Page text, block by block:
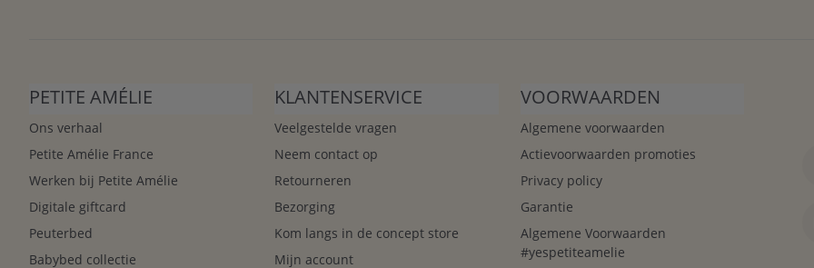
PETITE AMÉLIE
Ons verhaal
Petite Amélie France
Werken bij Petite Amélie
Digitale giftcard
Peuterbed
Babybed collectie
KLANTENSERVICE
Veelgestelde vragen
Neem contact op
Retourneren
Bezorging
Kom langs in de concept store
Mijn account
VOORWAARDEN
Algemene voorwaarden
Actievoorwaarden promoties
Privacy policy
Garantie
Algemene Voorwaarden
#yespetiteamelie